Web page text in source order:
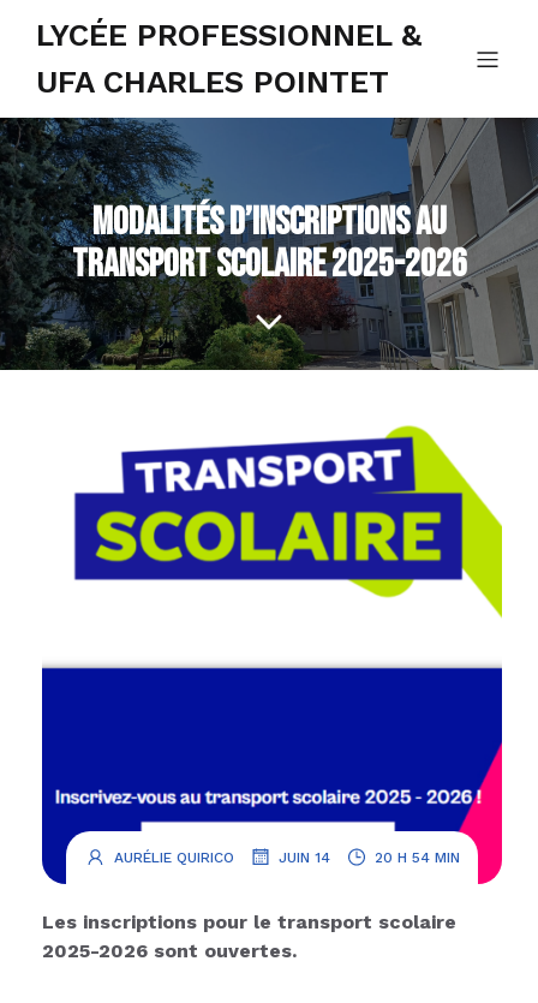
LYCÉE PROFESSIONNEL &
UFA CHARLES POINTET
Modalités d’inscriptions au
transport scolaire 2025-2026
AURÉLIE QUIRICO JUIN 14 20 H 54 MIN
Les inscriptions pour le transport scolaire
2025-2026 sont ouvertes.